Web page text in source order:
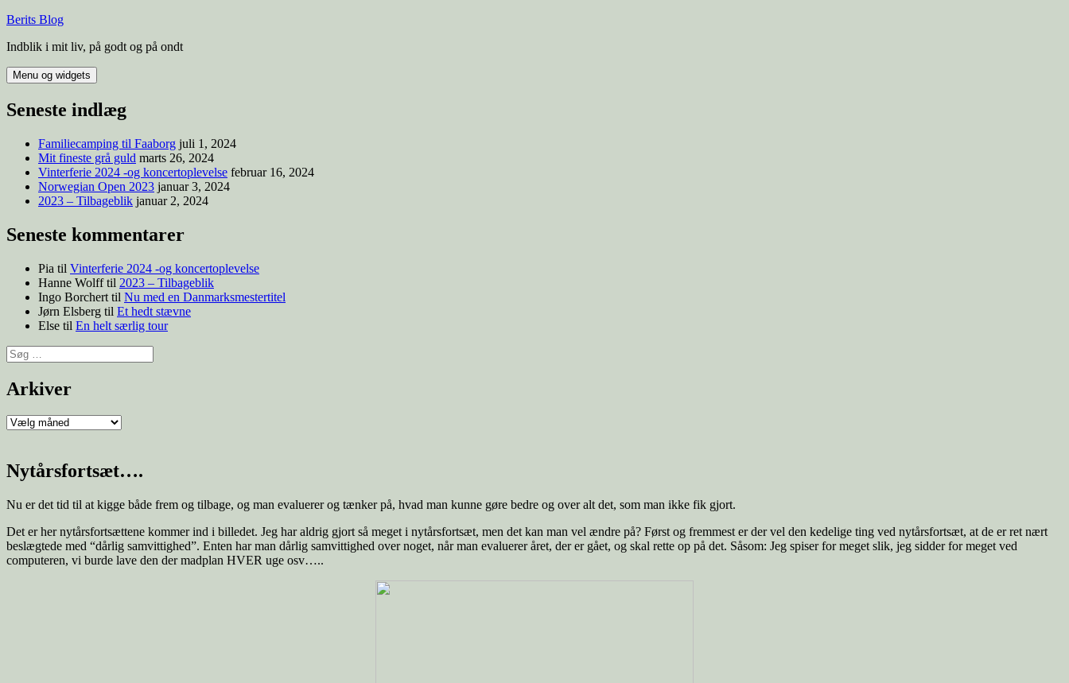
Berits Blog
Indblik i mit liv, på godt og på ondt
Menu og widgets
Seneste indlæg
Familiecamping til Faaborg juli 1, 2024
Mit fineste grå guld marts 26, 2024
Vinterferie 2024 -og koncertoplevelse februar 16, 2024
Norwegian Open 2023 januar 3, 2024
2023 – Tilbageblik januar 2, 2024
Seneste kommentarer
Pia til Vinterferie 2024 -og koncertoplevelse
Hanne Wolfftil 2023 – Tilbageblik
Ingo Borchert til Nu med en Danmarksmestertitel
Jørn Elsberg til Et hedt stævne
Else til En helt særlig tour
Arkiver
Nytårsfortsæt….
Nu er det tid til at kigge både frem og tilbage, og man evaluerer og tænker på, hvad man kunne gøre bedre og over alt det, som man ikke fik gjort.
Det er her nytårsfortsættene kommer ind i billedet. Jeg har aldrig gjort så meget i nytårsfortsæt, men det kan man vel ændre på? Først og fremmest er der vel den kedelige ting ved nytårsfortsæt, at de er ret nært
beslægtede med “dårlig samvittighed”. Enten har man dårlig samvittighed over noget, når man evaluerer året, der er gået, og skal rette op på det. Såsom: Jeg spiser for meget slik, jeg sidder for meget ved
computeren, vi burde lave den der madplan HVER uge osv…..